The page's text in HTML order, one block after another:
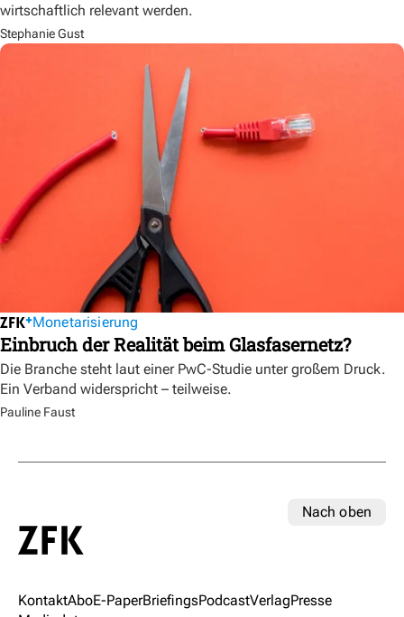
wirtschaftlich relevant werden.
Stephanie Gust
Monetarisierung
Einbruch der Realität beim Glasfasernetz?
Die Branche steht laut einer PwC-Studie unter großem Druck.
Ein Verband widerspricht – teilweise.
Pauline Faust
Nach oben
KontaktAboE-PaperBriefingsPodcastVerlagPresse